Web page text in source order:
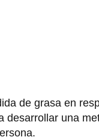
de grasa en
desarrollar una